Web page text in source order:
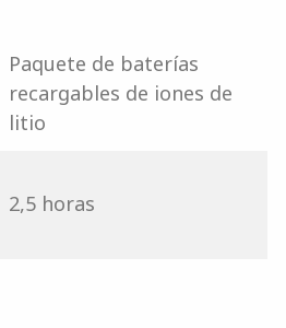
Paquete de baterías
recargables de iones de
litio
2,5 horas